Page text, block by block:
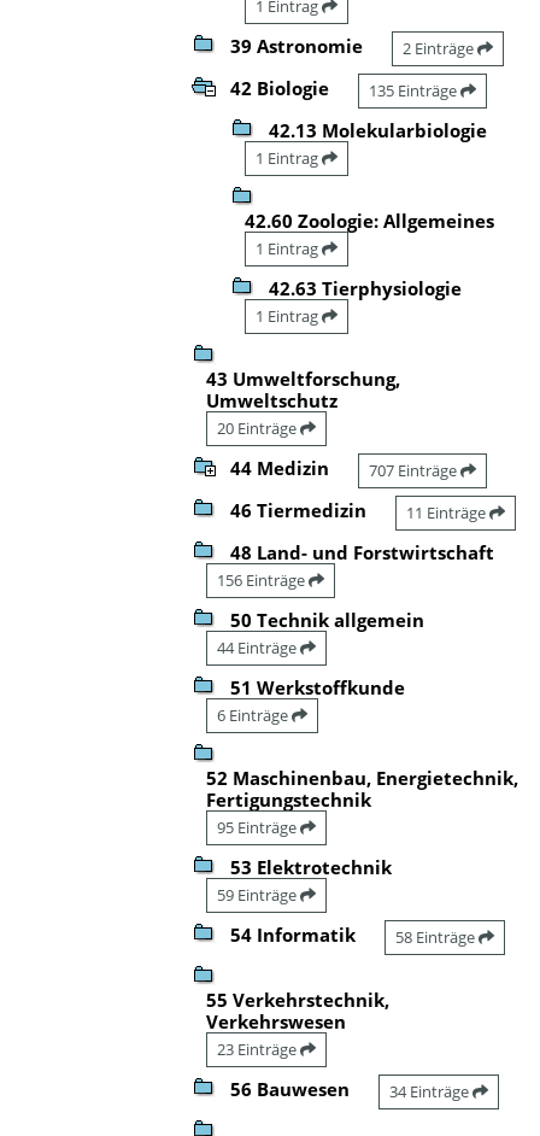
1 Eintrag
39 Astronomie 2 Einträge
42 Biologie 135 Einträge
42.13 Molekularbiologie
1 Eintrag
42.60 Zoologie: Allgemeines
1 Eintrag
42.63 Tierphysiologie
1 Eintrag
43 Umweltforschung,
Umweltschutz
20 Einträge
44 Medizin 707 Einträge
46 Tiermedizin 11 Einträge
48 Land- und Forstwirtschaft
156 Einträge
50 Technik allgemein
44 Einträge
51 Werkstoffkunde
6 Einträge
52 Maschinenbau, Energietechnik,
Fertigungstechnik
95 Einträge
53 Elektrotechnik
59 Einträge
54 Informatik 58 Einträge
55 Verkehrstechnik,
Verkehrswesen
23 Einträge
56 Bauwesen 34 Einträge